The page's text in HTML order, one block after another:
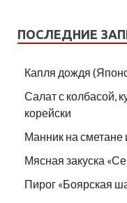
ПОСЛЕДНИЕ
Капля дождя
Салат с колбасой,
корейски
Манник на сметане
Мясная закуска
Пирог «Боярская